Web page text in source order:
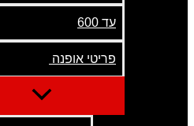
עד 600
פריטי אופנה